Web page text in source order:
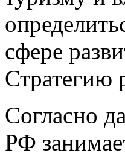
сфере
Стратегию
Согласно
РФ